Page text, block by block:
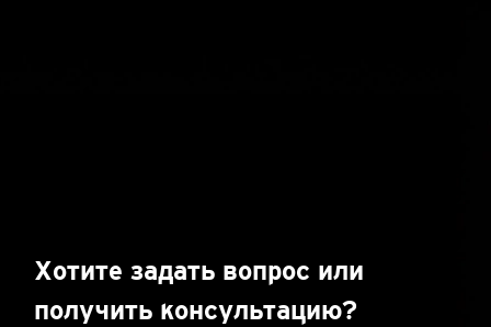
Хотите задать вопрос или
получить консультацию?